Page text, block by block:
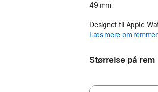
49 mm
Designet til Apple
Læs mere om
Størrelse på rem